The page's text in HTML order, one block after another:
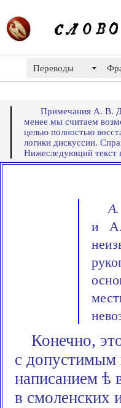
Переводы
Примечания А. В.
менее мы считаем
целью полностью
логики дискуссии.
Нижеследующий
и А.
Конечно,
с допустимым
написанием ѣ
в смоленских